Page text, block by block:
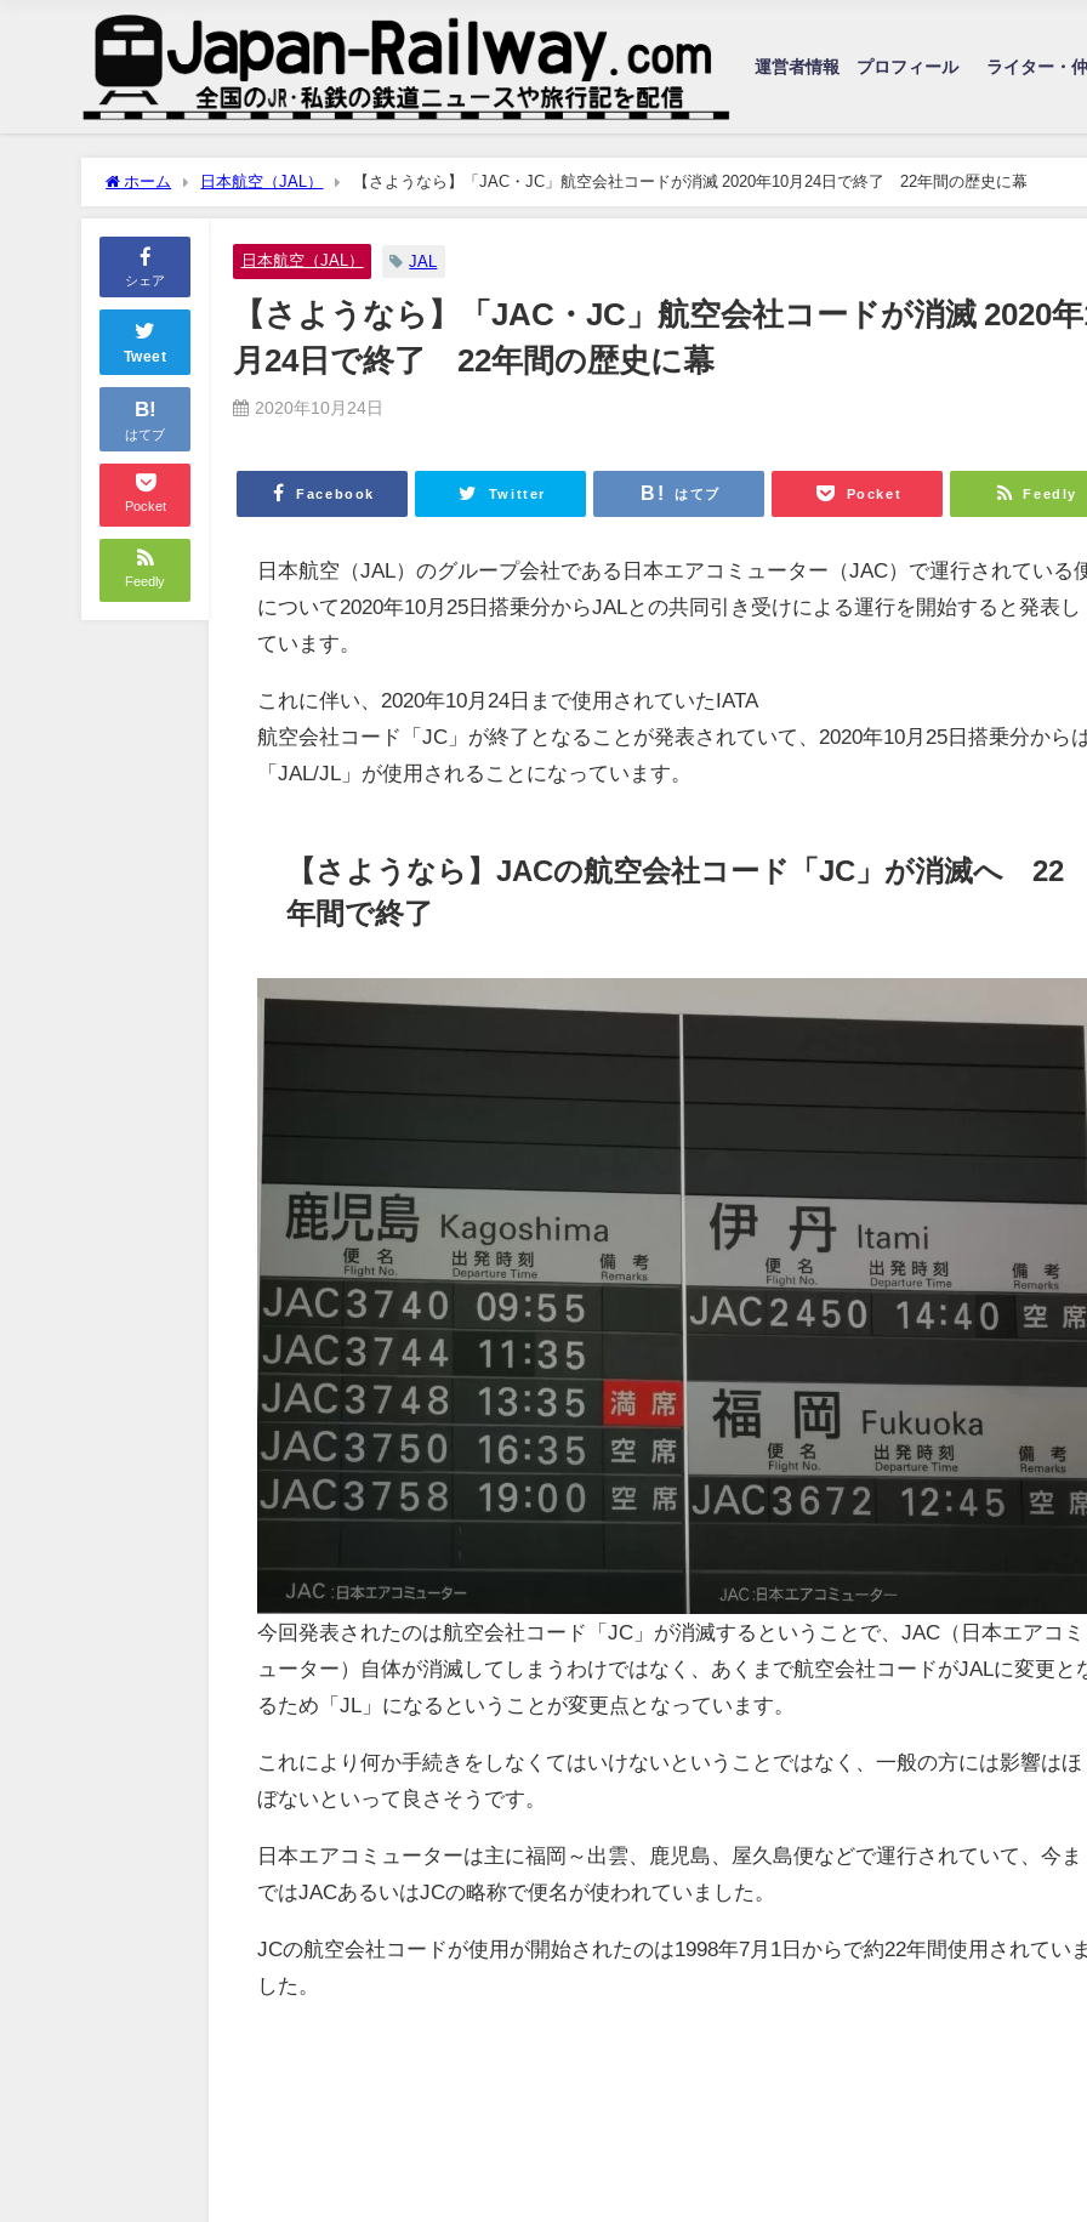
運営者情報 プロフィール ライター・
ホーム 日本航空（JAL） 【さようなら】「JAC・JC」航空会社コードが消滅 2020年10月24日で終了 22年間の歴史に幕
シェア
Tweet
B!
はてブ
Pocket
Feedly
日本航空（JAL） JAL
【さようなら】「JAC・JC」航空会社コードが消滅 2020
月24日で終了 22年間の歴史に幕
2020年10月24日
Facebook Twitter はてブ Pocket Feedly
日本航空（JAL）のグループ会社である日本エアコミューター（JAC）で運行されている
について2020年10月25日搭乗分からJALとの共同引き受けによる運行を開始すると発表し
ています。
これに伴い、2020年10月24日まで使用されていたIATA
航空会社コード「JC」が終了となることが発表されていて、2020年10月25日搭乗分から
「JAL/JL」が使用されることになっています。
【さようなら】JACの航空会社コード「JC」が消滅へ 22
年間で終了
今回発表されたのは航空会社コード「JC」が消滅するということで、JAC（日本エアコミ
ューター）自体が消滅してしまうわけではなく、あくまで航空会社コードがJALに変更と
るため「JL」になるということが変更点となっています。
これにより何か手続きをしなくてはいけないということではなく、一般の方には影響はほ
ぼないといって良さそうです。
日本エアコミューターは主に福岡～出雲、鹿児島、屋久島便などで運行されていて、今ま
ではJACあるいはJCの略称で便名が使われていました。
JCの航空会社コードが使用が開始されたのは1998年7月1日からで約22年間使用されてい
した。